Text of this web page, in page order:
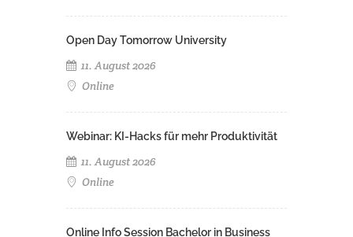
Open Day Tomorrow University
11. August 2026
Online
Webinar: KI-Hacks für mehr Produktivität
11. August 2026
Online
Online Info Session Bachelor in Business